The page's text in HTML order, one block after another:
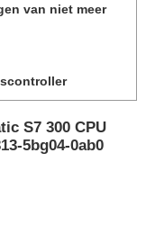
van niet meer
S7 300 CPU
5bg04-0ab0